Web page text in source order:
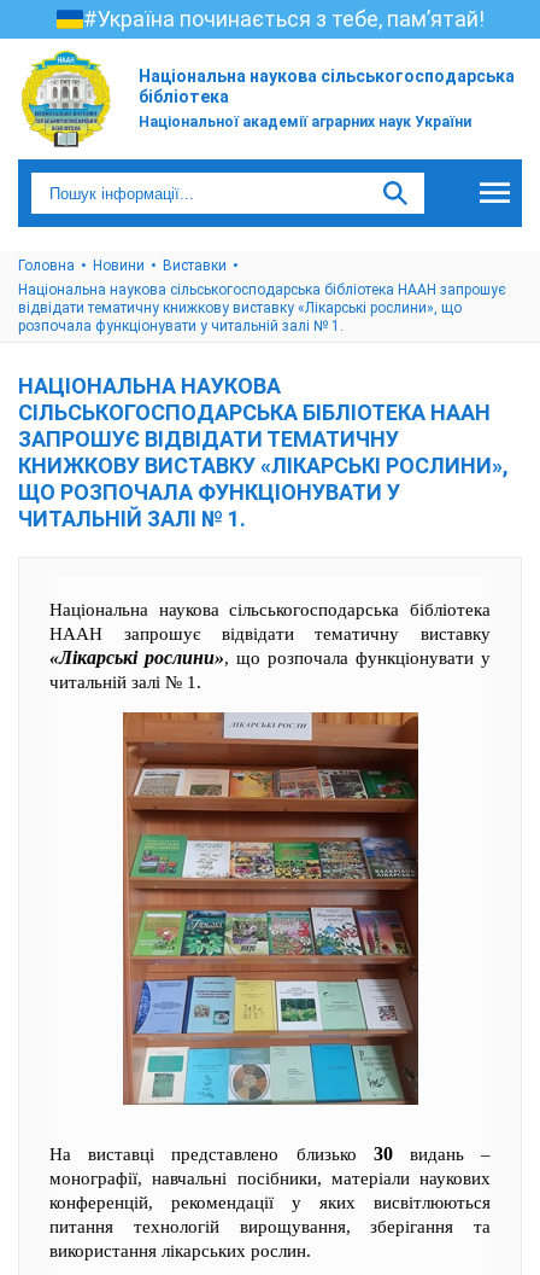
#Україна починається з тебе, пам’ятай!
Національна наукова сільськогосподарська
бібліотека
Національної академії аграрних наук України
Головна Новини
Виставки
Національна наукова сільськогосподарська бібліотека НААН запрошує
відвідати тематичну книжкову виставку «Лікарські рослини», що
розпочала функціонувати у читальній залі № 1.
НАЦІОНАЛЬНА НАУКОВА
СІЛЬСЬКОГОСПОДАРСЬКА БІБЛІОТЕКА НААН
ЗАПРОШУЄ ВІДВІДАТИ ТЕМАТИЧНУ
КНИЖКОВУ ВИСТАВКУ «ЛІКАРСЬКІ РОСЛИНИ»,
ЩО РОЗПОЧАЛА ФУНКЦІОНУВАТИ У
ЧИТАЛЬНІЙ ЗАЛІ № 1.
Національна наукова сільськогосподарська бібліотека
НААН запрошує відвідати тематичну виставку
«Лікарські рослини», що розпочала функціонувати у
читальній залі № 1.
На виставці представлено близько 30видань –
монографії, навчальні посібники, матеріали наукових
конференцій, рекомендації у яких висвітлюються
питання технологій вирощування, зберігання та
використання лікарських рослин.